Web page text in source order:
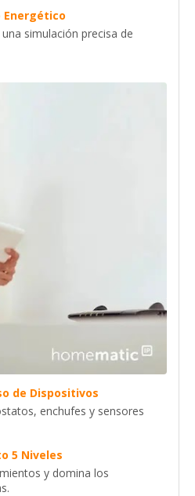
Energético
simulación precisa de
de Dispositivos
enchufes y sensores
5 Niveles
y domina los